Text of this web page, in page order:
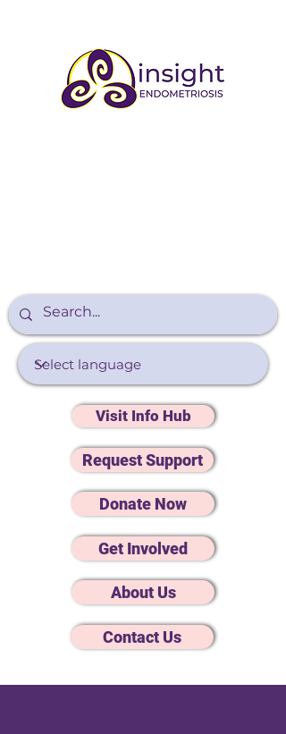
Request Support
Donate Now
Get Involved
About Us
Contact Us
Visit Info Hub